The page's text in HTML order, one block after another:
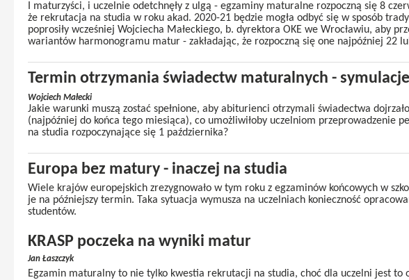
I maturzyści, i uczelnie odetchnęły z ulgą - egzaminy maturalne rozpoczną się 8
że rekrutacja na studia w roku akad. 2020-21 będzie mogła odbyć się w sposób
poprosiły wcześniej Wojciecha Małeckiego, b. dyrektora OKE we Wrocławiu, aby
wariantów harmonogramu matur - zakładając, że rozpoczną się one najpóźniej 22
Termin otrzymania świadectw maturalnych -
Wojciech Małecki
Jakie warunki muszą zostać spełnione, aby abiturienci otrzymali świadectwa
(najpóźniej do końca tego miesiąca), co umożliwiłoby uczelniom przeprowadzenie
na studia rozpoczynające się 1 października?
Europa bez matury - inaczej na studia
Wiele krajów europejskich zrezygnowało w tym roku z egzaminów końcowych w
je na późniejszy termin. Taka sytuacja wymusza na uczelniach konieczność
studentów.
KRASP poczeka na wyniki matur
Jan Łaszczyk
Egzamin maturalny to nie tylko kwestia rekrutacji na studia, choć dla uczelni jest to